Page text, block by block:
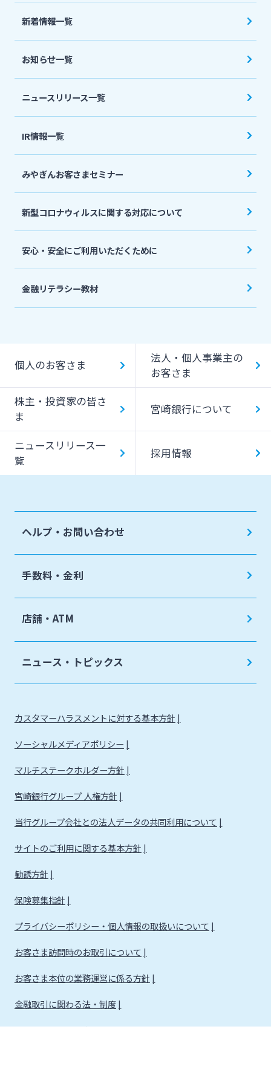
法人・個人事業主のお客さま
宮崎銀行について
ニュースリリース一覧
採用情報
お問い合わせ先一覧
新着情報一覧
お知らせ一覧
ニュースリリース一覧
IR情報一覧
みやぎんお客さまセミナー
新型コロナウィルスに関する対応について
安心・安全にご利用いただくために
金融リテラシー教材
個人のお客さま
法人・個人事業主の
お客さま
株主・投資家の皆さ
ま
宮崎銀行について
ニュースリリース一
覧
採用情報
ヘルプ・お問い合わせ
手数料・金利
店舗・ATM
ニュース・トピックス
カスタマーハラスメントに対する基本方針
ソーシャルメディアポリシー
マルチステークホルダー方針
宮崎銀行グループ 人権方針
当行グループ会社との法人データの共同利用について
サイトのご利用に関する基本方針
勧誘方針
保険募集指針
プライバシーポリシー・個人情報の取扱いについて
お客さま訪問時のお取引について
お客さま本位の業務運営に係る方針
金融取引に関わる法・制度
金融取引に関わる方針